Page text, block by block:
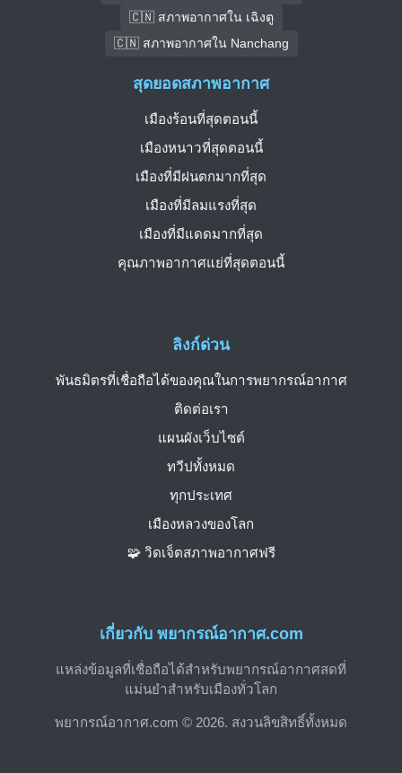
🇨🇳 สภาพอากาศใน เฉิงตู
🇨🇳 สภาพอากาศใน Nanchang
เกี่ยวกับ พยากรณ์อากาศ.com
แหล่งข้อมูลที่เชื่อถือได้สำหรับพยากรณ์อากาศสดที่
แม่นยำสำหรับเมืองทั่วโลก
พยากรณ์อากาศ.com © 2026. สงวนลิขสิทธิ์ทั้งหมด
ลิงก์ด่วน
พันธมิตรที่เชื่อถือได้ของคุณในการพยากรณ์อากาศ
ติดต่อเรา
แผนผังเว็บไซต์
ทวีปทั้งหมด
ทุกประเทศ
เมืองหลวงของโลก
🧩 วิดเจ็ตสภาพอากาศฟรี
สุดยอดสภาพอากาศ
เมืองร้อนที่สุดตอนนี้
เมืองหนาวที่สุดตอนนี้
เมืองที่มีฝนตกมากที่สุด
เมืองที่มีลมแรงที่สุด
เมืองที่มีแดดมากที่สุด
คุณภาพอากาศแย่ที่สุดตอนนี้